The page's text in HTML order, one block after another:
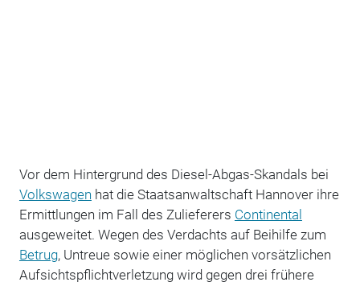
Vor dem Hintergrund des Diesel-Abgas-Skandals bei
Volkswagen hat die Staatsanwaltschaft Hannover ihre
Ermittlungen im Fall des Zulieferers Continental
ausgeweitet. Wegen des Verdachts auf Beihilfe zum
Betrug, Untreue sowie einer möglichen vorsätzlichen
Aufsichtspflichtverletzung wird gegen drei frühere